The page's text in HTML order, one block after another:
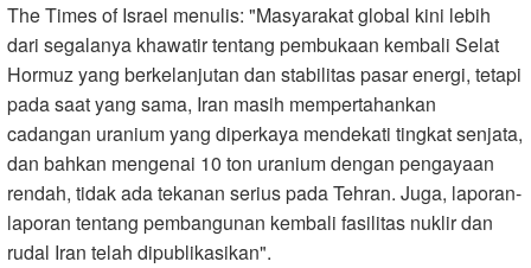
The Times of Israel menulis: "Masyarakat global kini lebih
dari segalanya khawatir tentang pembukaan kembali Selat
Hormuz yang berkelanjutan dan stabilitas pasar energi, tetapi
pada saat yang sama, Iran masih mempertahankan
cadangan uranium yang diperkaya mendekati tingkat senjata,
dan bahkan mengenai 10 ton uranium dengan pengayaan
rendah, tidak ada tekanan serius pada Tehran. Juga, laporan-
laporan tentang pembangunan kembali fasilitas nuklir dan
rudal Iran telah dipublikasikan."